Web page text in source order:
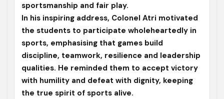
sportsmanship and fair play.
In his inspiring address, Colonel Atri motivated
the students to participate wholeheartedly in
sports, emphasising that games build
discipline, teamwork, resilience and leadership
qualities. He reminded them to accept victory
with humility and defeat with dignity, keeping
the true spirit of sports alive.